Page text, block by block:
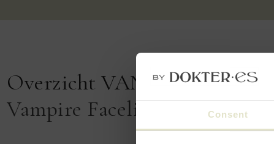
Consent
Overzicht VAN PRP
Vampire Facelift